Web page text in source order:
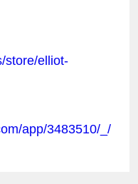
store/elliot-
app/3483510/_/